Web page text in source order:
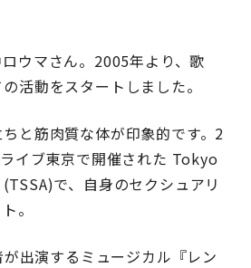
ウマさん。2005年より、歌
活動をスタートしました。
と筋肉質な体が印象的です。 2
イブ東京で開催された Tokyo
で、自身のセクシュアリ
。
出演するミュージカル『レン